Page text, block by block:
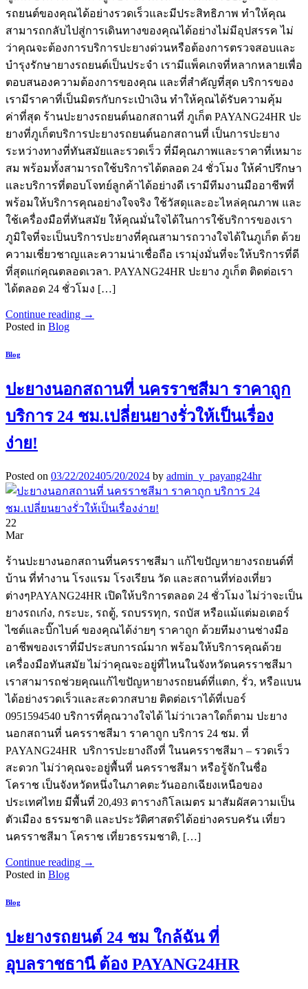
รถยนต์ของคุณได้อย่างรวดเร็วและมีประสิทธิภาพ ทำให้คุณ
สามารถกลับไปสู่การเดินทางของคุณได้อย่างไม่มีอุปสรรค ไม่
ว่าคุณจะต้องการบริการปะยางด่วนหรือต้องการตรวจสอบและ
บำรุงรักษายางรถยนต์เป็นประจำ เรามีแพ็คเกจที่หลากหลายเพื่อ
ตอบสนองความต้องการของคุณ และที่สำคัญที่สุด บริการของ
เรามีราคาที่เป็นมิตรกับกระเป๋าเงิน ทำให้คุณได้รับความคุ้ม
ค่าที่สุด ร้านปะยางรถยนต์นอกสถานที่ ภูเก็ต PAYANG24HR ปะ
ยางที่ภูเก็ตบริการปะยางรถยนต์นอกสถานที่ เป็นการปะยาง
ระหว่างทางที่ทันสมัยและรวดเร็ว ที่มีคุณภาพและราคาที่เหมาะ
สม พร้อมทั้งสามารถใช้บริการได้ตลอด 24 ชั่วโมง ให้คำปรึกษา
และบริการที่ตอบโจทย์ลูกค้าได้อย่างดี เรามีทีมงานมืออาชีพที่
พร้อมให้บริการคุณอย่างใจจริง ใช้วัสดุและอะไหล่คุณภาพ และ
ใช้เครื่องมือที่ทันสมัย ให้คุณมั่นใจได้ในการใช้บริการของเรา
ภูมิใจที่จะเป็นบริการปะยางที่คุณสามารถวางใจได้ในภูเก็ต ด้วย
ความเชี่ยวชาญและความน่าเชื่อถือ เรามุ่งมั่นที่จะให้บริการที่ดี
ที่สุดแก่คุณตลอดเวลา. PAYANG24HR ปะยาง ภูเก็ต ติดต่อเรา
ได้ตลอด 24 ชั่วโมง […]
Continue reading →
Posted in Blog
Blog
ปะยางนอกสถานที่ นครราชสีมา ราคาถูก
บริการ 24 ชม.เปลี่ยนยางรั่วให้เป็นเรื่อง
ง่าย!
Posted on 03/22/202405/20/2024 by admin_y_payang24hr
22
Mar
ร้านปะยางนอกสถานที่นครราชสีมา แก้ไขปัญหายางรถยนต์ที่
บ้าน ที่ทำงาน โรงแรม โรงเรียน วัด และสถานที่ท่องเที่ยว
ต่างๆPAYANG24HR เปิดให้บริการตลอด 24 ชั่วโมง ไม่ว่าจะเป็น
ยางรถเก๋ง, กระบะ, รถตู้, รถบรรทุก, รถบัส หรือแม้แต่มอเตอร์
ไซต์และบิ๊กไบค์ ของคุณได้ง่ายๆ ราคาถูก ด้วยทีมงานช่างมือ
อาชีพของเราที่มีประสบการณ์มาก พร้อมให้บริการคุณด้วย
เครื่องมือทันสมัย ไม่ว่าคุณจะอยู่ที่ไหนในจังหวัดนครราชสีมา
เราสามารถช่วยคุณแก้ไขปัญหายางรถยนต์ที่แตก, รั่ว, หรือแบน
ได้อย่างรวดเร็วและสะดวกสบาย ติดต่อเราได้ที่เบอร์
0951594540 บริการที่คุณวางใจได้ ไม่ว่าเวลาใดก็ตาม ปะยาง
นอกสถานที่ นครราชสีมา ราคาถูก บริการ 24 ชม. ที่
PAYANG24HR บริการปะยางถึงที่ ในนครราชสีมา – รวดเร็ว
สะดวก ไม่ว่าคุณจะอยู่พื้นที่ นครราชสีมา หรือรู้จักในชื่อ
โคราช เป็นจังหวัดหนึ่งในภาคตะวันออกเฉียงเหนือของ
ประเทศไทย มีพื้นที่ 20,493 ตารางกิโลเมตร มาสัมผัสความเป็น
ตัวเมือง ธรรมชาติ และประวัติศาสตร์ได้อย่างครบครัน เที่ยว
นครราชสีมา โคราช เที่ยวธรรมชาติ, […]
Continue reading →
Posted in Blog
Blog
ปะยางรถยนต์ 24 ชม ใกล้ฉัน ที่
อุบลราชธานี ต้อง PAYANG24HR